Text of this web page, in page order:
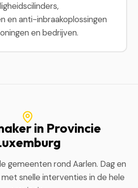
en anti-inbraakoplossingen
en bedrijven.
in Provincie
gemeenten rond Aarlen. Dag en
snelle interventies in de hele